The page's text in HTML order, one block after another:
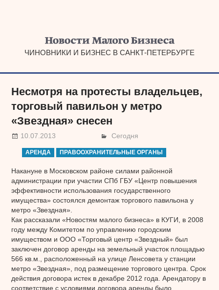
ЧИНОВНИКИ И БИЗНЕС В САНКТ-ПЕТЕРБУРГЕ
Несмотря на протесты владельцев,
торговый павильон у метро
«Звездная» снесен
10.07.2013 Сегодня
АРЕНДА ПРАВООХРАНИТЕЛЬНЫЕ ОРГАНЫ
Накануне в Московском районе силами районной
администрации при участии СПб ГБУ «Центр повышения
эффективности использования государственного
имущества» состоялся демонтаж торгового павильона у
метро «Звездная».
Как рассказали «Новостям малого бизнеса» в КУГИ, в 2008
году между Комитетом по управлению городским
имуществом и ООО «Торговый центр «Звездный» был
заключен договор аренды на земельный участок площадью
566 кв.м., расположенный на улице Ленсовета у станции
метро «Звездная», под размещение торгового центра. Срок
действия договора истек в декабре 2012 года. Арендатору в
соответствие с условиями договора аренды было